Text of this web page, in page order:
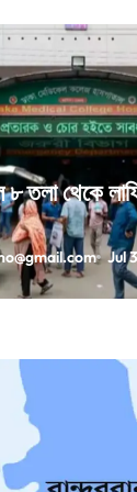
৮ তলা থেকে
Jul